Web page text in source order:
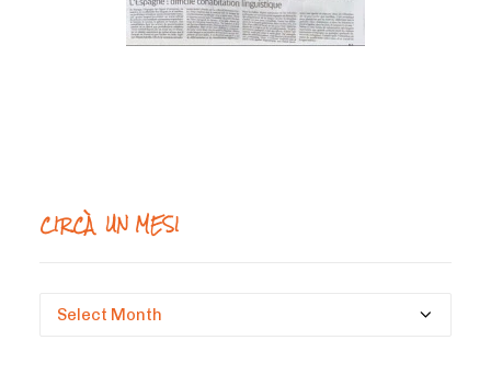
CIRCÀ UN MESI
Circà